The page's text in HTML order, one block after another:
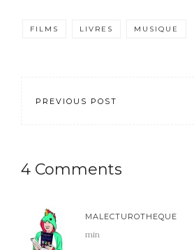
donc décidé de ne pas
FILMS LIVRES MUSIQUE
PREVIOUS POST
4 Comments
MALECTUROTHEQUE
min